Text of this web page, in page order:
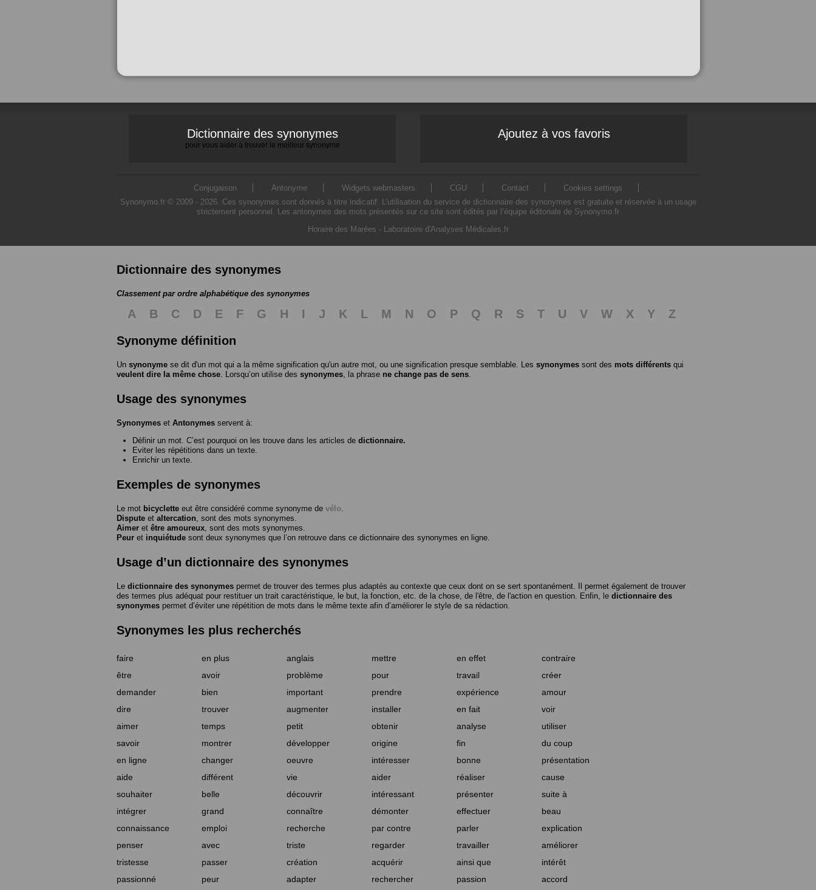
Dictionnaire des synonymes
pour vous aider à trouver le meilleur synonyme
Ajoutez à vos favoris
Conjugaison Antonyme Widgets webmasters CGU Contact
Cookies settings
Synonymo.fr © 2009 - 2026. Ces synonymes sont donnés à titre indicatif. L'utilisation du service de dictionnaire des synonymes est gratuite et réservée à un usage
strictement personnel. Les antonymes des mots présentés sur ce site sont édités par l’équipe éditoriale de Synonymo.fr
Horaire des Marées - Laboratoire d'Analyses Médicales.fr
Dictionnaire des synonymes
Classement par ordre alphabétique des synonymes
A B C D E F G H I J K L M N O P Q R S T U V W X Y
Z
Synonyme définition
Un synonyme se dit d'un mot qui a la même signification qu'un autre mot, ou une signification presque semblable. Les synonymes sont des mots différents qui
veulent dire la même chose . Lorsqu’on utilise des synonymes , la phrase ne change pas de sens
Usage des synonymes
Synonymes et Antonymes servent à:
Définir un mot. C’est pourquoi on les trouve dans les articles de dictionnaire.
Eviter les répétitions dans un texte.
Enrichir un texte.
Exemples de synonymes
Le mot bicyclette eut être considéré comme synonyme de vélo
Dispute et altercation , sont des mots synonymes.
Aimer et être amoureux , sont des mots synonymes.
Peur et inquiétude sont deux synonymes que l’on retrouve dans ce dictionnaire des synonymes en ligne.
Usage d’un dictionnaire des synonymes
Le dictionnaire des synonymes permet de trouver des termes plus adaptés au contexte que ceux dont on se sert spontanément. Il permet également de trouver
des termes plus adéquat pour restituer un trait caractéristique, le but, la fonction, etc. de la chose, de l'être, de l'action en question. Enfin, le dictionnaire des
synonymes permet d’éviter une répétition de mots dans le même texte afin d’améliorer le style de sa rédaction.
Synonymes les plus recherchés
faire en plus anglais mettre en effet
contraire
être
avoir problème pour travail
créer
demander
bien important prendre expérience
amour
dire
trouver augmenter installer en fait
voir
aimer
temps petit obtenir analyse
utiliser
savoir
montrer développer origine fin
du coup
en ligne
changer oeuvre intéresser bonne
présentation
aide
différent vie aider réaliser
cause
souhaiter
belle découvrir intéressant présenter
suite à
intégrer
grand connaître démonter effectuer
beau
connaissance
emploi recherche par contre parler
explication
penser
avec triste regarder travailler
améliorer
tristesse
passer création acquérir ainsi que
intérêt
passionné
peur adapter rechercher passion accord